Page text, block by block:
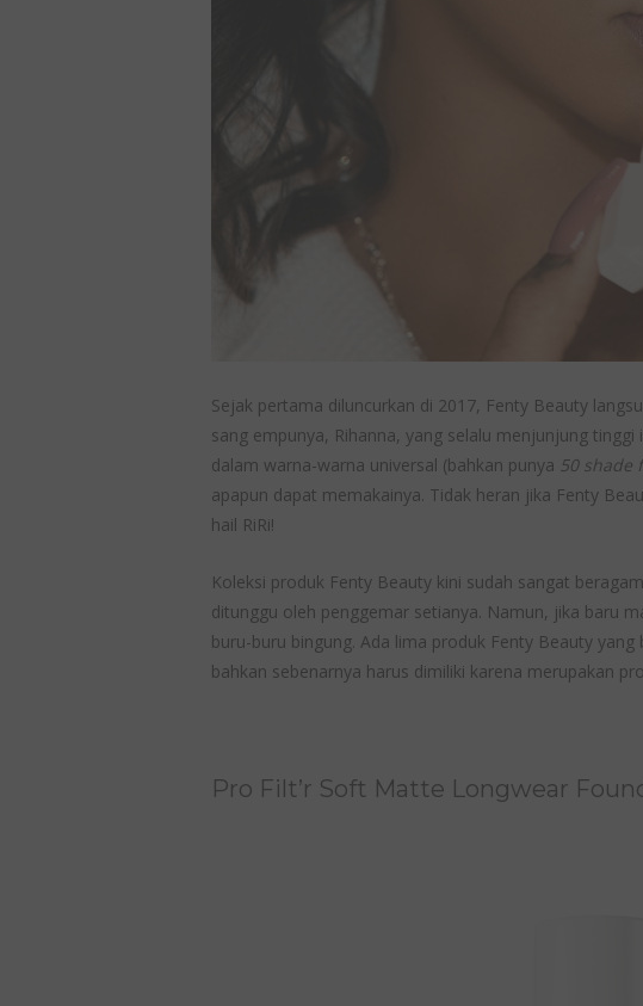
Sejak pertama diluncurkan di 2017, Fenty Beauty
sang empunya, Rihanna, yang selalu menjunjung tinggi
dalam warna-warna universal (bahkan punya 50 shade
apapun dapat memakainya. Tidak heran jika Fenty
hail RiRi!
Koleksi produk Fenty Beauty kini sudah sangat
ditunggu oleh penggemar setianya. Namun, jika baru
buru-buru bingung. Ada lima produk Fenty Beauty
bahkan sebenarnya harus dimiliki karena merupakan
Pro Filt’r Soft Matte Longwear